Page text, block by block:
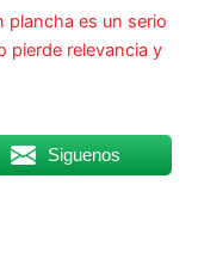
plancha es un serio
pierde relevancia y
Siguenos